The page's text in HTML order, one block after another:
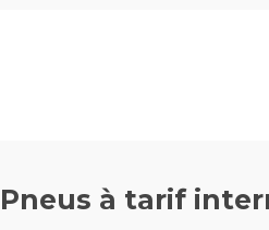
Pneus à tarif